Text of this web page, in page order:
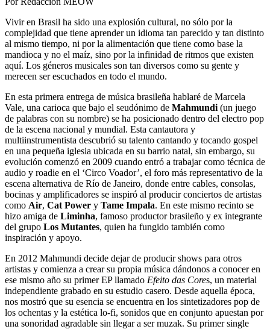
Vivir en Brasil ha sido una explosión cultural, no sólo por la
complejidad que tiene aprender un idioma tan parecido y tan distinto
al mismo tiempo, ni por la alimentación que tiene como base la
mandioca y no el maíz, sino por la infinidad de ritmos que existen
aquí. Los géneros musicales son tan diversos como su gente y
merecen ser escuchados en todo el mundo.
En esta primera entrega de música brasileña hablaré de Marcela
Vale, una carioca que bajo el seudónimo de Mahmundi (un juego
de palabras con su nombre) se ha posicionado dentro del electro pop
de la escena nacional y mundial. Esta cantautora y
multiinstrumentista descubrió su talento cantando y tocando gospel
en una pequeña iglesia ubicada en su barrio natal, sin embargo, su
evolución comenzó en 2009 cuando entró a trabajar como técnica de
audio y roadie en el ‘Circo Voador’, el foro más representativo de la
escena alternativa de Río de Janeiro, donde entre cables, consolas,
bocinas y amplificadores se inspiró al producir conciertos de artistas
como Air, Cat Power y Tame Impala. En este mismo recinto se
hizo amiga de Liminha, famoso productor brasileño y ex integrante
del grupo Los Mutantes, quien ha fungido también como
inspiración y apoyo.
En 2012 Mahmundi decide dejar de producir shows para otros
artistas y comienza a crear su propia música dándonos a conocer en
ese mismo año su primer EP llamado Efeito das Cores, un material
independiente grabado en su estudio casero. Desde aquella época,
nos mostró que su esencia se encuentra en los sintetizadores pop de
los ochentas y la estética lo-fi, sonidos que en conjunto apuestan por
una sonoridad agradable sin llegar a ser muzak. Su primer single